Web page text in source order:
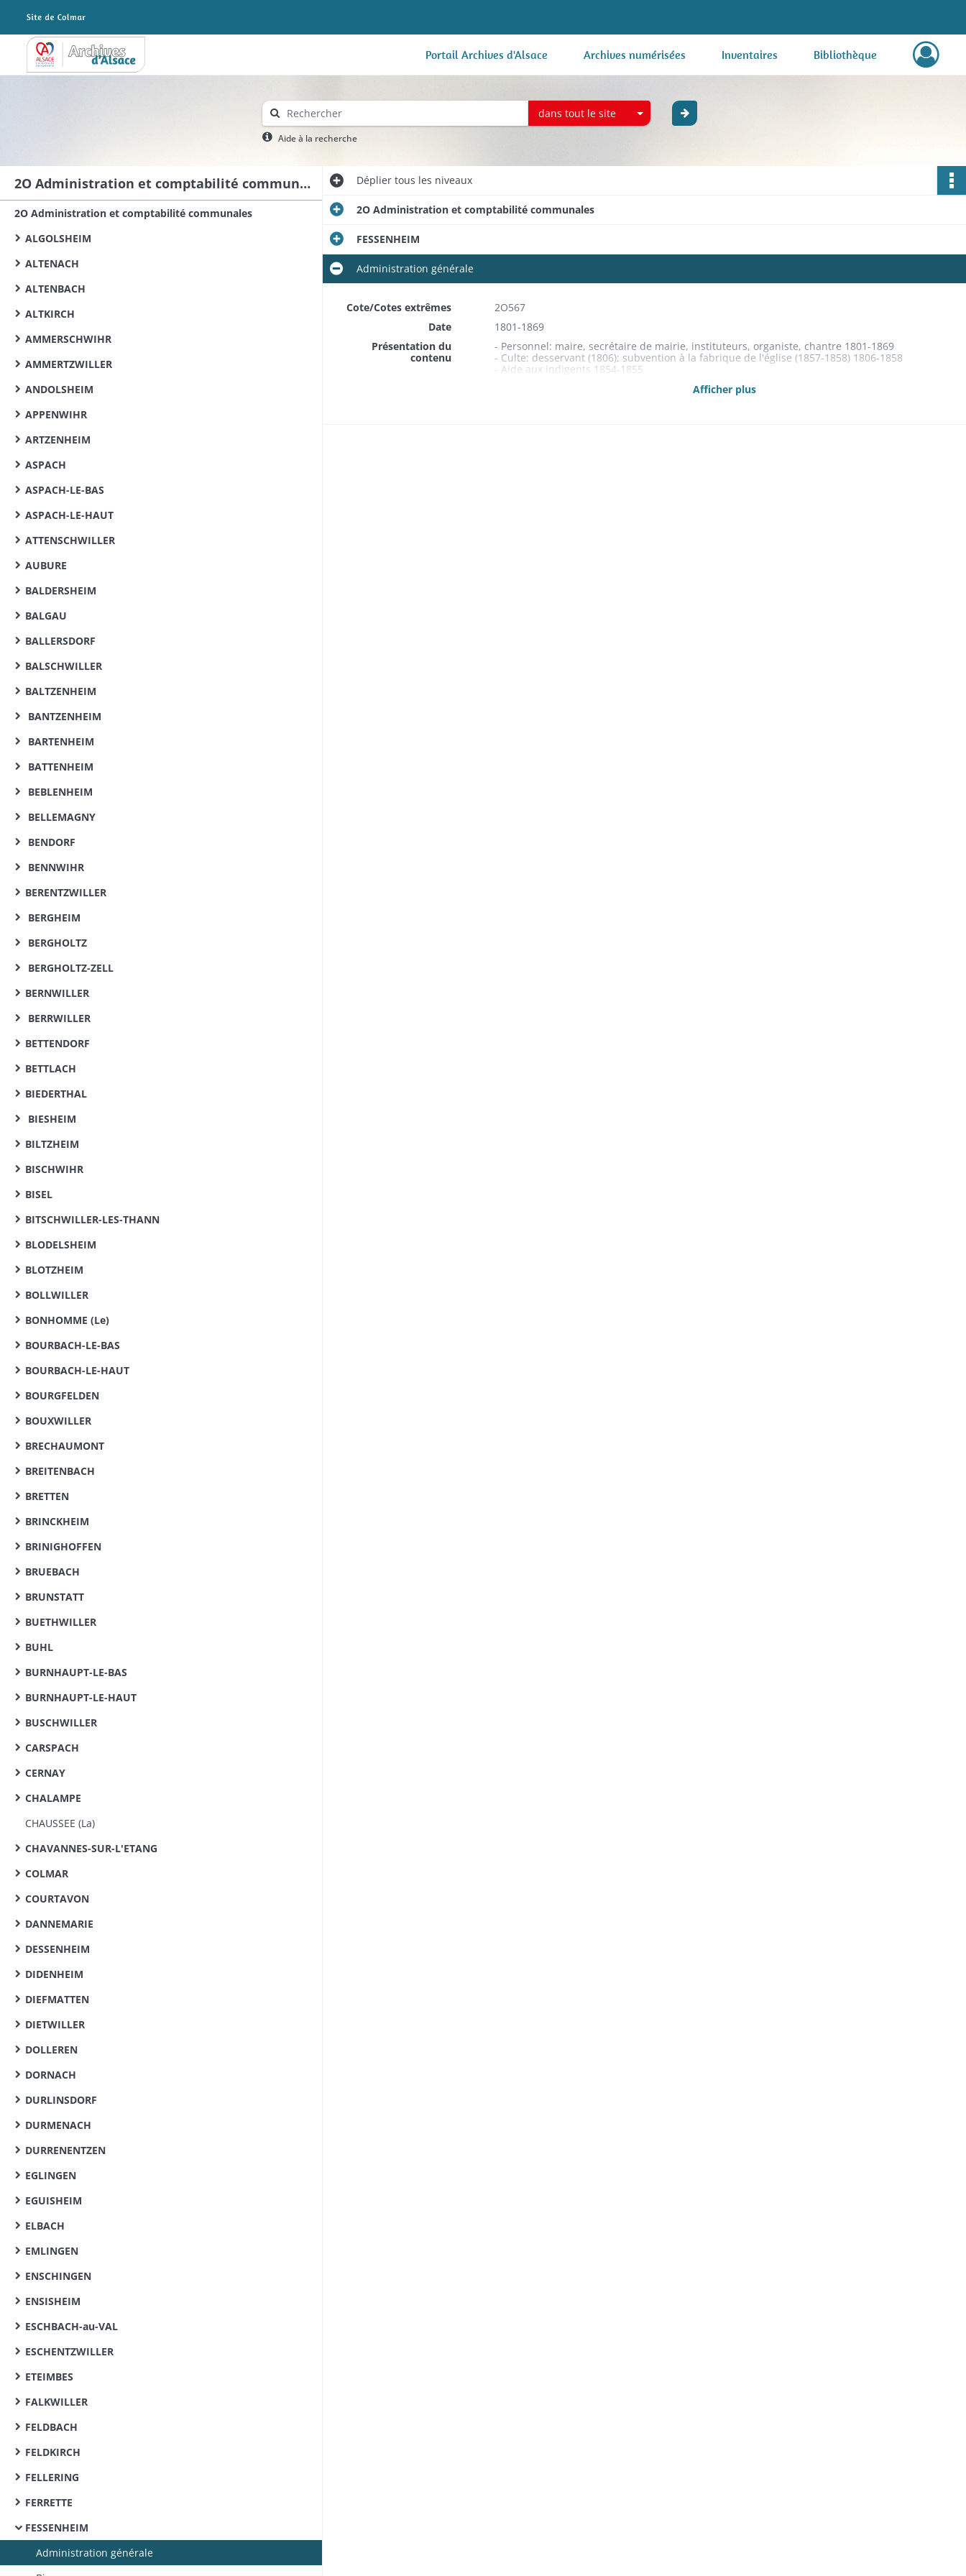
Archives Alsace - Colmar Portail Archives d'Alsace Archives numérisées Inventaires Bibliothèque
dans tout le site
Aide à la recherche
2O Administration et comptabilité communales
2O Administration et comptabilité communales
ALGOLSHEIM
ALTENACH
ALTENBACH
ALTKIRCH
AMMERSCHWIHR
AMMERTZWILLER
ANDOLSHEIM
APPENWIHR
ARTZENHEIM
ASPACH
ASPACH-LE-BAS
ASPACH-LE-HAUT
ATTENSCHWILLER
AUBURE
BALDERSHEIM
BALGAU
BALLERSDORF
BALSCHWILLER
BALTZENHEIM
BANTZENHEIM
BARTENHEIM
BATTENHEIM
BEBLENHEIM
BELLEMAGNY
BENDORF
BENNWIHR
BERENTZWILLER
BERGHEIM
BERGHOLTZ
BERGHOLTZ-ZELL
BERNWILLER
BERRWILLER
BETTENDORF
BETTLACH
BIEDERTHAL
BIESHEIM
BILTZHEIM
BISCHWIHR
BISEL
BITSCHWILLER-LES-THANN
BLODELSHEIM
BLOTZHEIM
BOLLWILLER
BONHOMME (Le)
BOURBACH-LE-BAS
BOURBACH-LE-HAUT
BOURGFELDEN
BOUXWILLER
BRECHAUMONT
BREITENBACH
BRETTEN
BRINCKHEIM
BRINIGHOFFEN
BRUEBACH
BRUNSTATT
BUETHWILLER
BUHL
BURNHAUPT-LE-BAS
BURNHAUPT-LE-HAUT
BUSCHWILLER
CARSPACH
CERNAY
CHALAMPE
CHAUSSEE (La)
CHAVANNES-SUR-L'ETANG
COLMAR
COURTAVON
DANNEMARIE
DESSENHEIM
DIDENHEIM
DIEFMATTEN
DIETWILLER
DOLLEREN
DORNACH
DURLINSDORF
DURMENACH
DURRENENTZEN
EGLINGEN
EGUISHEIM
ELBACH
EMLINGEN
ENSCHINGEN
ENSISHEIM
ESCHBACH-au-VAL
ESCHENTZWILLER
ETEIMBES
FALKWILLER
FELDBACH
FELDKIRCH
FELLERING
FERRETTE
FESSENHEIM
Administration générale
Dépliertous les niveaux
2O Administration et comptabilité communales
FESSENHEIM
Administration générale
Cote/Cotes extrêmes
2O567
Date
1801-1869
Présentation du
contenu
- Personnel: maire, secrétaire de mairie, instituteurs, organiste, chantre 1801-1869
- Culte: desservant (1806); subvention à la fabrique de l'église (1857-1858) 1806-1858
- Aide aux indigents 1854-1855
Afficher plus